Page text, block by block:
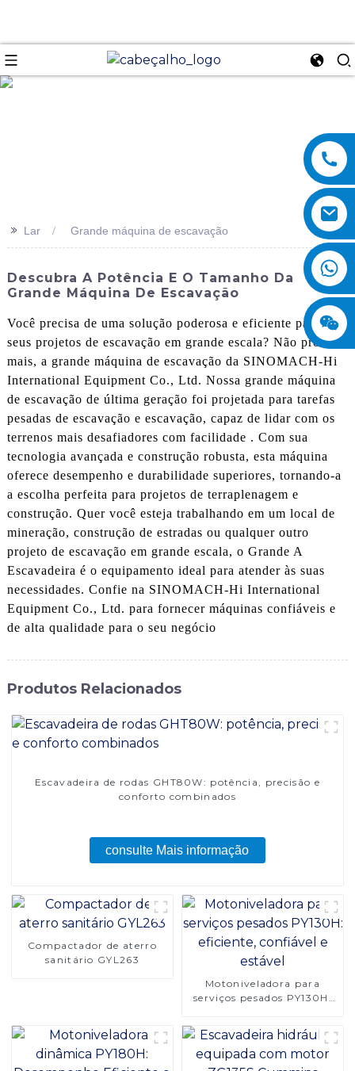
>> Lar Grande máquina de escavação
Descubra A Potência E O Tamanho Da
Grande Máquina De Escavação
Você precisa de uma solução poderosa e eficiente para
seus projetos de escavação em grande escala? Não procure
mais, a grande máquina de escavação da SINOMACH-Hi
International Equipment Co., Ltd. Nossa grande máquina
de escavação de última geração foi projetada para tarefas
pesadas de escavação e escavação, capaz de lidar com os
terrenos mais desafiadores com facilidade . Com sua
tecnologia avançada e construção robusta, esta máquina
oferece desempenho e durabilidade superiores, tornando-a
a escolha perfeita para projetos de terraplenagem e
construção. Quer você esteja trabalhando em um local de
mineração, construção de estradas ou qualquer outro
projeto de escavação em grande escala, o Grande A
Escavadeira é o equipamento ideal para atender às suas
necessidades. Confie na SINOMACH-Hi International
Equipment Co., Ltd. para fornecer máquinas confiáveis ​​e
de alta qualidade para o seu negócio
Produtos Relacionados
Escavadeira de rodas GHT80W: potência, precisão e
conforto combinados
consulte Mais informação
Compactador de aterro
sanitário GYL263
Motoniveladora para
serviços pesados ​​PY130H: